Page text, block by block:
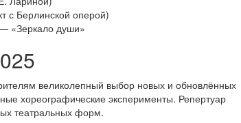
с Берлинской оперой)
«Зеркало души»
великолепный выбор новых и обновлённых
хореографические эксперименты. Репертуар
театральных форм.